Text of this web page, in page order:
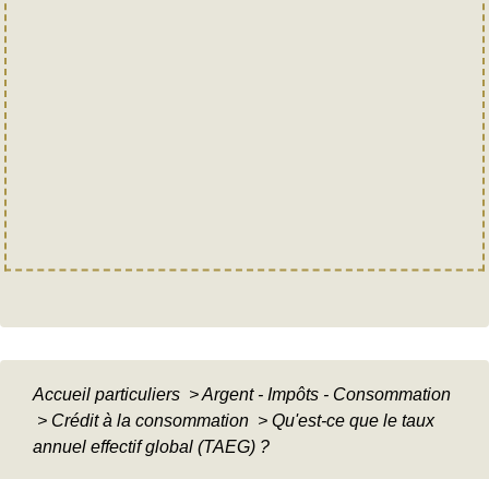
Accueil particuliers >Argent - Impôts - Consommation
> Crédit à la consommation > Qu'est-ce que le taux
annuel effectif global (TAEG) ?